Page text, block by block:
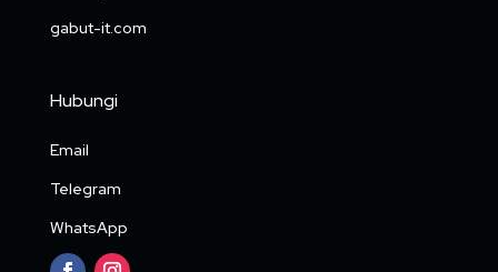
gabut-it.com
Hubungi
Email
Telegram
WhatsApp